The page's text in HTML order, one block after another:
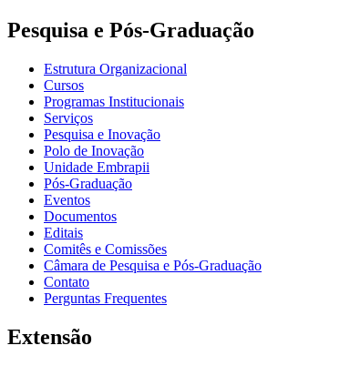
Pesquisa e Pós-Graduação
Estrutura Organizacional
Cursos
Programas Institucionais
Serviços
Pesquisa e Inovação
Polo de Inovação
Unidade Embrapii
Pós-Graduação
Eventos
Documentos
Editais
Comitês e Comissões
Câmara de Pesquisa e Pós-Graduação
Contato
Perguntas Frequentes
Extensão